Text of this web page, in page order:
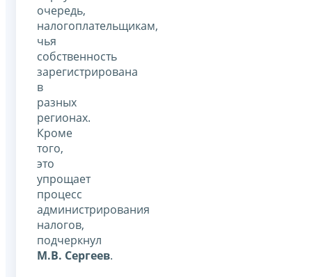
очередь,
налогоплательщикам,
чья
собственность
зарегистрирована
в
разных
регионах.
Кроме
того,
это
упрощает
процесс
администрирования
налогов,
подчеркнул
М.В. Сергеев.